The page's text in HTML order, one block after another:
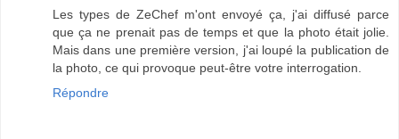
Les types de ZeChef m'ont envoyé ça, j'ai diffusé parce
que ça ne prenait pas de temps et que la photo était jolie.
Mais dans une première version, j'ai loupé la publication de
la photo, ce qui provoque peut-être votre interrogation.
Répondre